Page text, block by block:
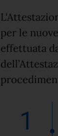
per le
effettuata
1